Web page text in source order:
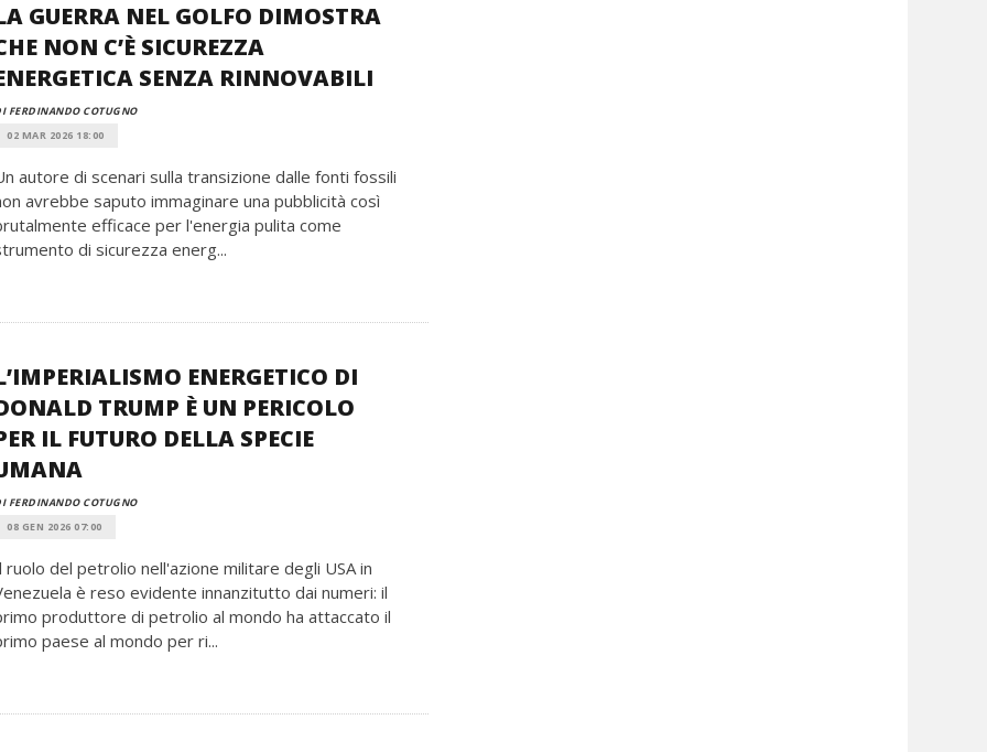
GUERRA NEL GOLFO DIMOSTRA
NON C’È SICUREZZA
SENZA RINNOVABILI
FERDINANDO COTUGNO
02 MAR 2026 18:00
autore di scenari sulla transizione dalle fonti fossili
avrebbe saputo immaginare una pubblicità così
efficace per l'energia pulita come
di sicurezza energ...
ENERGETICO DI
TRUMP È UN PERICOLO
IL FUTURO DELLA SPECIE
FERDINANDO COTUGNO
08 GEN 2026 07:00
ruolo del petrolio nell'azione militare degli USA in
è reso evidente innanzitutto dai numeri: il
produttore di petrolio al mondo ha attaccato il
paese al mondo per ri...